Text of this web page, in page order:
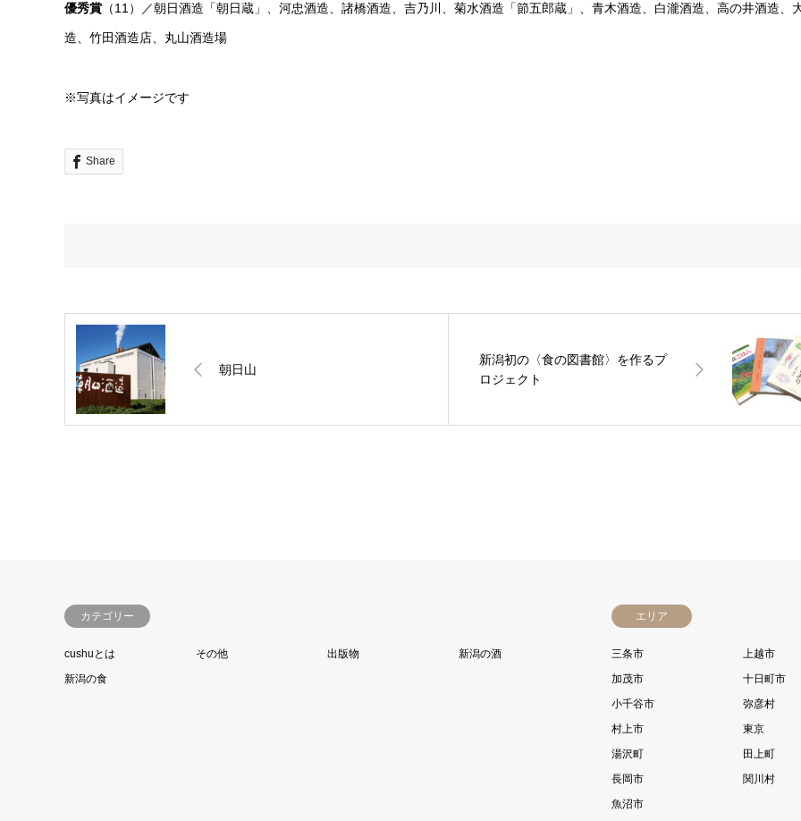
優秀賞 （11）／朝日酒造「朝日蔵」、河忠酒造、諸橋酒造、吉乃川、菊水酒造「節五郎蔵」、青木酒造、白瀧酒造、高の井酒造、
造、竹田酒造店、丸山酒造場
※写真はイメージです
Share
朝日山
新潟初の〈食の図書館〉を作るプ
ロジェクト
カテゴリー
cushuとは その他 出版物
新潟の酒
新潟の食
エリア
三条市 上越市
加茂市
十日町市
小千谷市
弥彦村
村上市
東京
湯沢町
田上町
長岡市
関川村
魚沼市